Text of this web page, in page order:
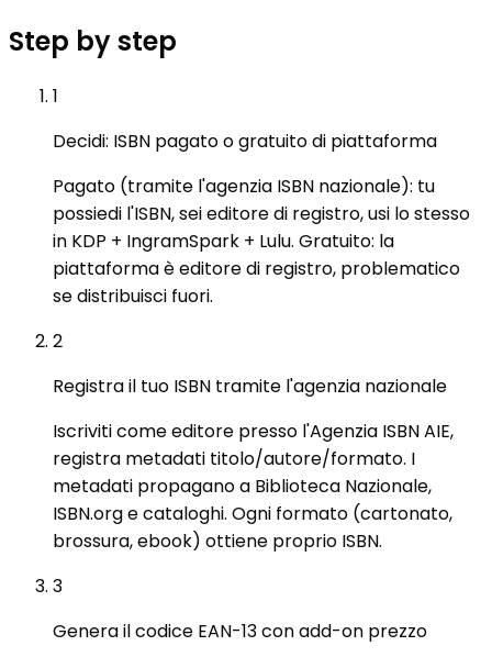
Step by step
1
Decidi: ISBN pagato o gratuito di piattaforma
Pagato (tramite l'agenzia ISBN nazionale): tu
possiedi l'ISBN, sei editore di registro, usi lo stesso
in KDP + IngramSpark + Lulu. Gratuito: la
piattaforma è editore di registro, problematico
se distribuisci fuori.
2
Registra il tuo ISBN tramite l'agenzia nazionale
Iscriviti come editore presso l'Agenzia ISBN AIE,
registra metadati titolo/autore/formato. I
metadati propagano a Biblioteca Nazionale,
ISBN.org e cataloghi. Ogni formato (cartonato,
brossura, ebook) ottiene proprio ISBN.
3
Genera il codice EAN-13 con add-on prezzo